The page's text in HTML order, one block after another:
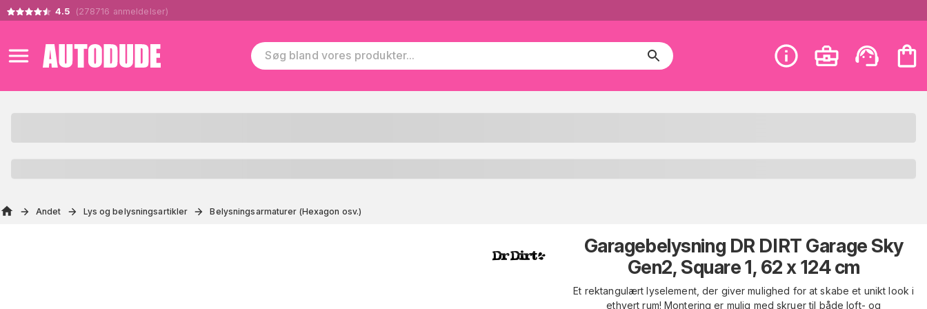
4.5 (278716 anmeldelser)
Andet Lys og belysningsartikler Belysningsarmaturer (Hexagon osv.)
Garagebelysning DR DIRT Garage Sky
Gen2, Square 1, 62 x 124 cm
Et rektangulært lyselement, der giver mulighed for at skabe et unikt look i
ethvert rum! Montering er mulig med skruer til både loft- og